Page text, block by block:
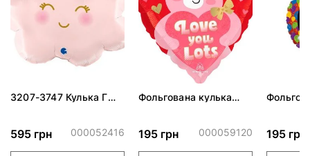
3207-3747 Кулька Г
595 грн 000052416
Фольгована кулька
195 грн 000059120 195 грн